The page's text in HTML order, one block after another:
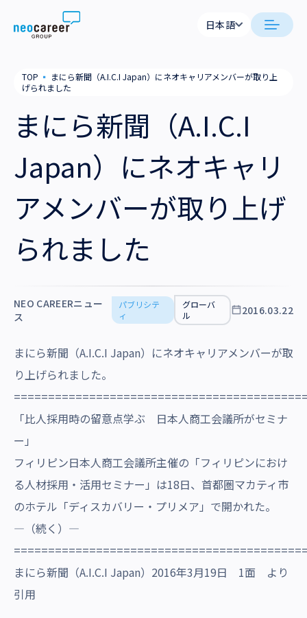
Skip to content
neocareer について
私たちの考え方
就労支援
業務支援
役員一覧
拠点一覧
沿革・受賞歴
ニュース
採用情報
日本語
TOP ▪ まにら新聞（A.I.C.I Japan）にネオキャリアメンバーが取り上
げられました
まにら新聞（A.I.C.I
Japan）にネオキャリ
アメンバーが取り上げ
られました
NEO CAREERニュー
ス
パブリシテ
ィ
グローバ
ル
2016.03.22
まにら新聞（A.I.C.I Japan）にネオキャリアメンバーが取
り上げられました。
「比人採用時の留意点学ぶ 日本人商工会議所がセミナ
ー」
フィリピン日本人商工会議所主催の「フィリピンにおけ
る人材採用・活用セミナー」は18日、首都圏マカティ市
のホテル「ディスカバリー・プリメア」で開かれた。
―（続く）―
まにら新聞（A.I.C.I Japan）2016年3月19日 1面 より
引用